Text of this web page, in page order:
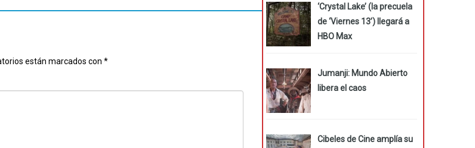
están marcados con *
‘Crystal Lake’ (la precuela
de ‘Viernes 13’) llegará a
HBO Max
Jumanji: Mundo Abierto
libera el caos
Cibeles de Cine amplía su